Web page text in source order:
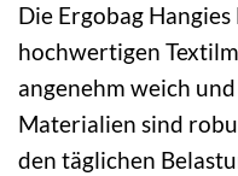
Die Ergobag
hochwertigen
angenehm weich
Materialien sind
den täglichen